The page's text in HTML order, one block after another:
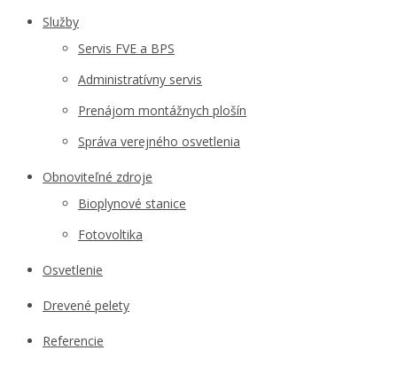
Služby
Servis FVE a BPS
Administratívny servis
Prenájom montážnych plošín
Správa verejného osvetlenia
Obnoviteľné zdroje
Bioplynové stanice
Fotovoltika
Osvetlenie
Drevené pelety
Referencie